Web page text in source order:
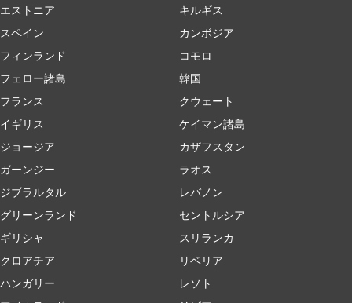
エストニア
スペイン
フィンランド
フェロー諸島
フランス
イギリス
ジョージア
ガーンジー
ジブラルタル
グリーンランド
ギリシャ
クロアチア
ハンガリー
キルギス
カンボジア
コモロ
韓国
クウェート
ケイマン諸島
カザフスタン
ラオス
レバノン
セントルシア
スリランカ
リベリア
レソト